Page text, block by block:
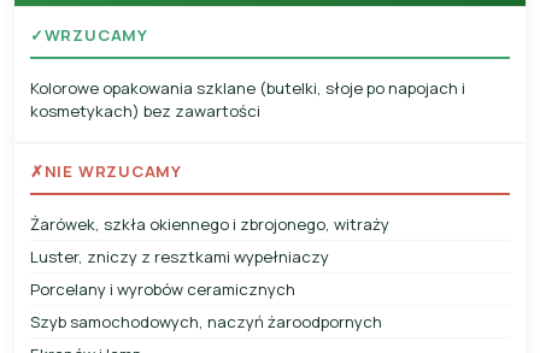
✓WRZUCAMY
Kolorowe opakowania szklane (butelki, słoje po napojach i
kosmetykach) bez zawartości
✗NIE WRZUCAMY
Żarówek, szkła okiennego i zbrojonego, witraży
Luster, zniczy z resztkami wypełniaczy
Porcelany i wyrobów ceramicznych
Szyb samochodowych, naczyń żaroodpornych